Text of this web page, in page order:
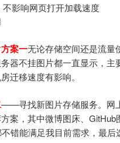
影响网页打开加载速度
方案一无论存储空间还是流量
器不挂图片都一直显示，主
迁移速度有影响。
——寻找新图片存储服务。网
案，其中微博图床、GitHub
错能满足我目前需求，最后